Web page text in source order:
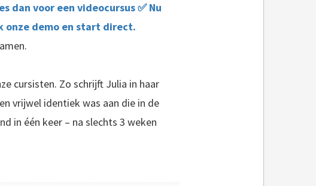
dan voor een videocursus ✅ Nu
onze demo en start direct.
cursisten. Zo schrijft Julia in haar
vrijwel identiek was aan die in de
in één keer – na slechts 3 weken